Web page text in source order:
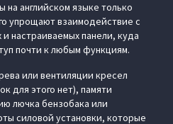
английском языке только
упрощают взаимодействие с
настраиваемых панели, куда
почти к любым функциям.
или вентиляции кресел
для этого нет), памяти
лючка бензобака или
силовой установки, которые